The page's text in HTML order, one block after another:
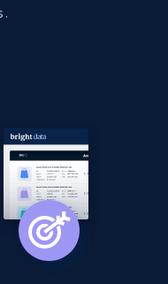
- Collects
Comece agora
-
search